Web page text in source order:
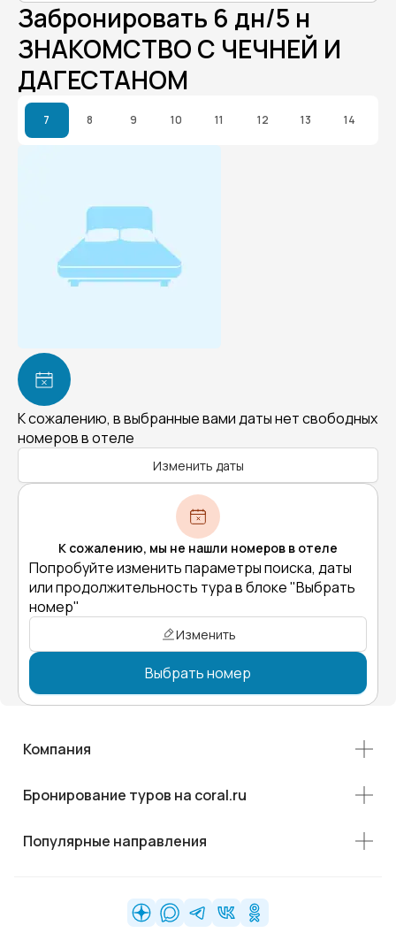
Забронировать 6 дн/5 н
ЗНАКОМСТВО С ЧЕЧНЕЙ И
ДАГЕСТАНОМ
7 8 9 10 11 12 13 14
К сожалению, в выбранные вами даты нет свободных
номеров в отеле
Изменить даты
К сожалению, мы не нашли номеров в отеле
Попробуйте изменить параметры поиска, даты
или продолжительность тура в блоке "Выбрать
номер"
Изменить
Выбрать номер
Компания
Бронирование туров на coral.ru
Популярные направления